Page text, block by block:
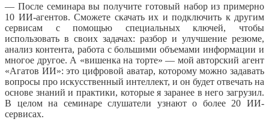
— После семинара вы получите готовый набор из примерно
10 ИИ-агентов. Сможете скачать их и подключить к другим
сервисам с помощью специальных ключей, чтобы
использовать в своих задачах: разбор и улучшение резюме,
анализ контента, работа с большими объемами информации и
многое другое. А «вишенка на торте» — мой авторский агент
«Агатов ИИ»: это цифровой аватар, которому можно задавать
вопросы про искусственный интеллект, и он будет отвечать на
основе знаний и практики, которые я заранее в него загрузил.
В целом на семинаре слушатели узнают о более 20 ИИ-
сервисах.